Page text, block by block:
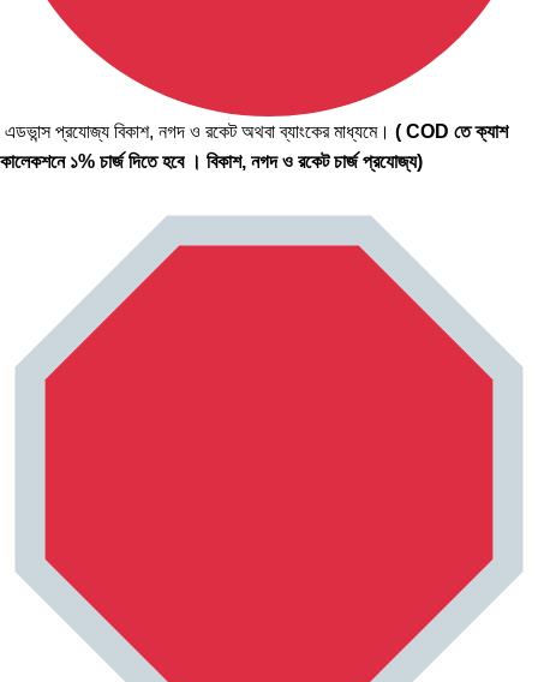
এডভান্স প্রযোজ্য বিকাশ, নগদ ও রকেট অথবা ব্যাংকের মাধ্যমে। ( COD তে ক্যাশ
কালেকশনে ১% চার্জ দিতে হবে । বিকাশ, নগদ ও রকেট চার্জ প্রযোজ্য)